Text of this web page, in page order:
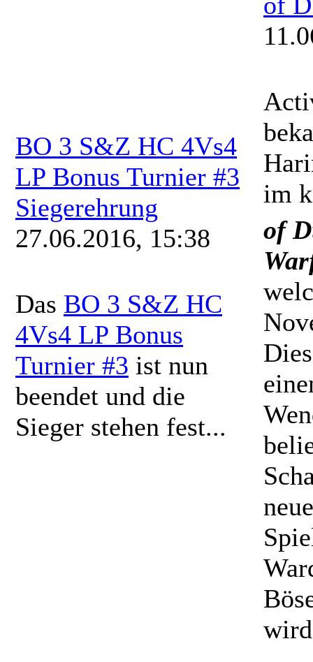
BO 3 S&Z HC 4Vs4
LP Bonus Turnier #3
Siegerehrung
27.06.2016, 15:38
Das BO 3 S&Z HC
4Vs4 LP Bonus
Turnier #3 ist nun
beendet und die
Sieger stehen fest...
im
of